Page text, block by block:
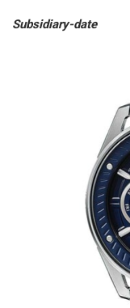
Subsidiary-date